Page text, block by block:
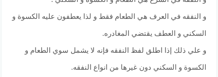
و النفقه في العرف هي الطعام فقط و لذا يعطفون عليه الكسوة و
السكني و العطف يقتضي المغادره.
و علي ذلك إذا اطلق لفظ النفقه فإنه لا يشمل سوي الطعام و
الكسوة و السكني دون غيرها من انواع النفقه.